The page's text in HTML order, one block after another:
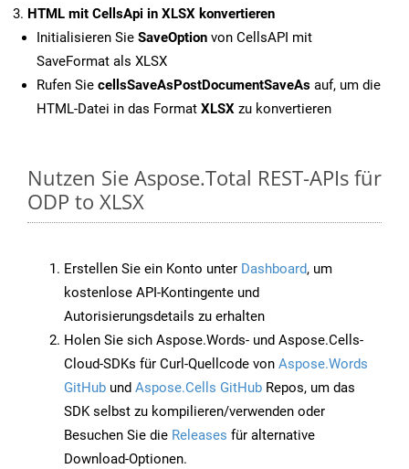
HTML mit CellsApi in XLSX konvertieren
Initialisieren Sie SaveOption von CellsAPI mit
SaveFormat als XLSX
Rufen Sie cellsSaveAsPostDocumentSaveAs auf, um die
HTML-Datei in das Format XLSX zu konvertieren
Nutzen Sie Aspose.Total REST-APIs für
ODP to XLSX
Erstellen Sie ein Konto unter Dashboard, um
kostenlose API-Kontingente und
Autorisierungsdetails zu erhalten
Holen Sie sich Aspose.Words- und Aspose.Cells-
Cloud-SDKs für Curl-Quellcode von Aspose.Words
GitHub und Aspose.Cells GitHub Repos, um das
SDK selbst zu kompilieren/verwenden oder
Besuchen Sie die Releases für alternative
Download-Optionen.